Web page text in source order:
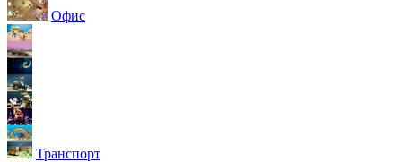
Офис
Транспорт